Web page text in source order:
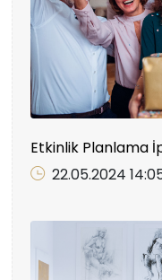
Etkinlik Planlama
22.05.2024